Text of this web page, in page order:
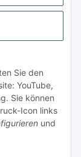
Sie den
YouTube,
Sie können
Icon links
und